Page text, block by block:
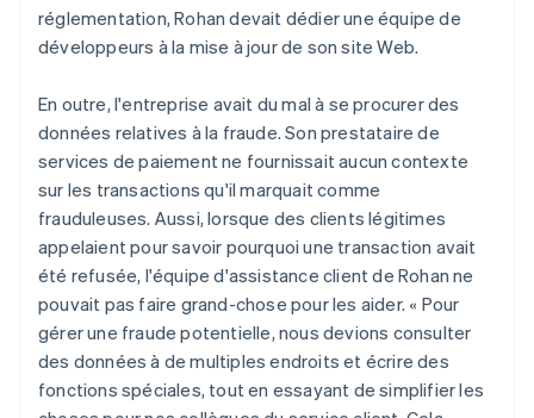
réglementation, Rohan devait dédier une équipe de
développeurs à la mise à jour de son site Web.
En outre, l'entreprise avait du mal à se procurer des
données relatives à la fraude. Son prestataire de
services de paiement ne fournissait aucun contexte
sur les transactions qu'il marquait comme
frauduleuses. Aussi, lorsque des clients légitimes
appelaient pour savoir pourquoi une transaction avait
été refusée, l'équipe d'assistance client de Rohan ne
pouvait pas faire grand-chose pour les aider. « Pour
gérer une fraude potentielle, nous devions consulter
des données à de multiples endroits et écrire des
fonctions spéciales, tout en essayant de simplifier les